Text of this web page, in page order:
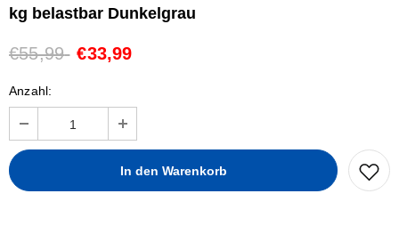
kg belastbar Dunkelgrau
€55,99 €33,99
Anzahl: